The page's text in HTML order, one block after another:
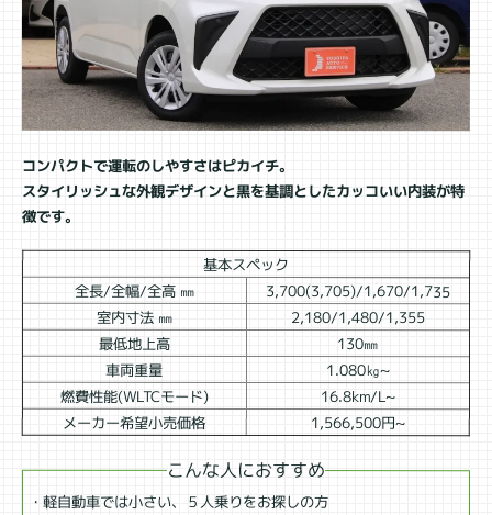
コンパクトで運転のしやすさはピカイチ。
スタイリッシュな外観デザインと黒を基調としたカッコいい内装が特
徴です。
基本スペック
全長/全幅/全高 ㎜ 3,700(3,705)/1,670/1,735
室内寸法 ㎜ 2,180/1,480/1,355
最低地上高 130㎜
車両重量 1.080㎏~
燃費性能(WLTCモード) 16.8km/L~
メーカー希望小売価格 1,566,500円~
こんな人におすすめ
・軽自動車では小さい、５人乗りをお探しの方